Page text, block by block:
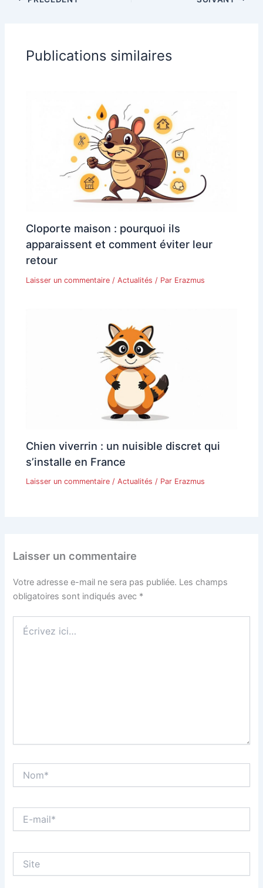
Publications similaires
Cloporte maison : pourquoi ils
apparaissent et comment éviter leur
retour
Laisser un commentaire /Actualités / Par Erazmus
Chien viverrin : un nuisible discret qui
s’installe en France
Laisser un commentaire /Actualités / Par Erazmus
Laisser un commentaire
Votre adresse e-mail ne sera pas publiée. Les champs
obligatoires sont indiqués avec *
ici…
mail*